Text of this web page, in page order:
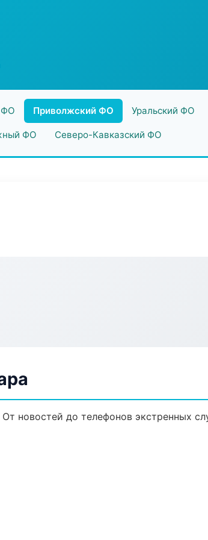
ФО Приволжский ФО Уральский ФО
ФО Северо-Кавказский ФО
новостей до телефонов экстренных